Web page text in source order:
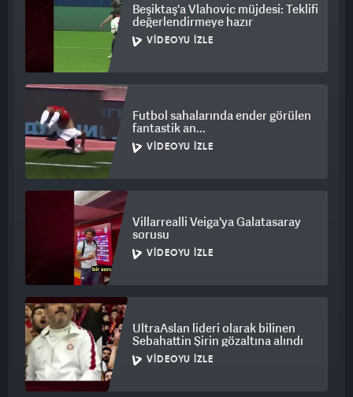
Beşiktaş'a Vlahovic müjdesi: Teklifi
değerlendirmeye hazır
VIDEOYU İZLE
Futbol sahalarında ender görülen
fantastik an...
VIDEOYU İZLE
Villarrealli Veiga'ya Galatasaray
sorusu
VIDEOYU İZLE
UltraAslan lideri olarak bilinen
Sebahattin Şirin gözaltına alındı
VIDEOYU İZLE